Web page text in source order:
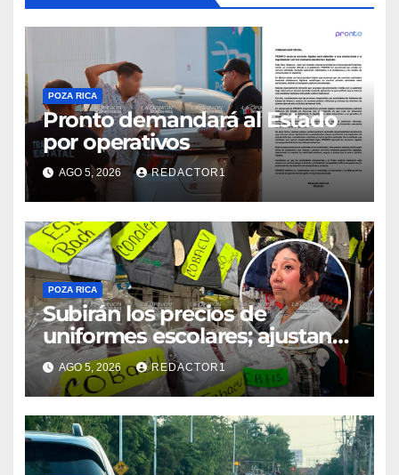
POZA RICA
Pronto demandará al Estado
por operativos
AGO 5, 2026 REDACTOR1
POZA RICA
Subirán los precios de
uniformes escolares; ajustan
promociones
AGO 5, 2026 REDACTOR1